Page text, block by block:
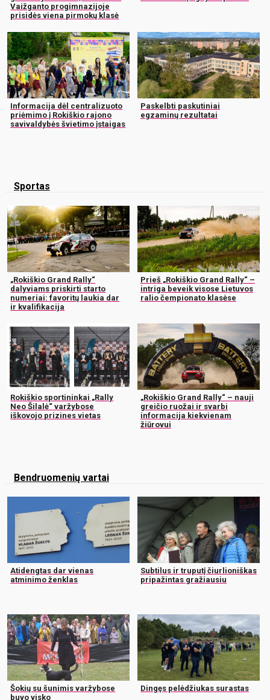
Vaižganto progimnazijoje
prisidės viena pirmokų klasė
Informacija dėl centralizuoto
priėmimo į Rokiškio rajono
savivaldybės švietimo įstaigas
Paskelbti paskutiniai
egzaminų rezultatai
Sportas
„Rokiškio Grand Rally“
dalyviams priskirti starto
numeriai: favoritų laukia dar
ir kvalifikacija
Prieš „Rokiškio Grand Rally“ –
intriga beveik visose Lietuvos
ralio čempionato klasėse
Rokiškio sportininkai „Rally
Neo Šilalė“ varžybose
iškovojo prizines vietas
„Rokiškio Grand Rally“ – nauji
greičio ruožai ir svarbi
informacija kiekvienam
žiūrovui
Bendruomenių vartai
Atidengtas dar vienas
atminimo ženklas
Subtilus ir truputį čiurlioniškas
pripažintas gražiausiu
Šokių su šunimis varžybose
buvo visko
Dingęs pelėdžiukas surastas